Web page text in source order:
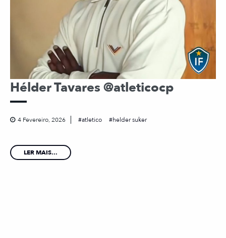
Hélder Tavares @atleticocp
4 Fevereiro, 2026 atletico helder suker
LER MAIS...